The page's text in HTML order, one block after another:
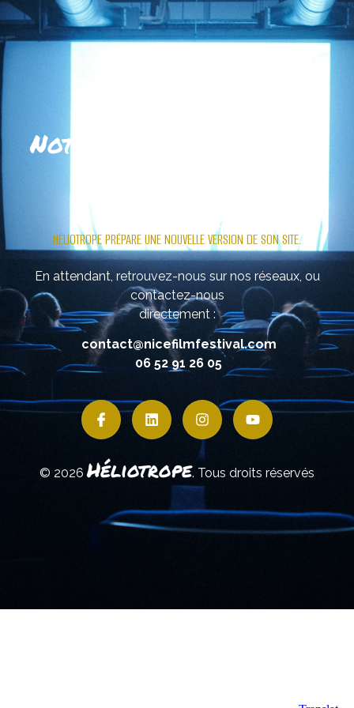
Notre site se refait une
HÉLIOTROPE PRÉPARE UNE NOUVELLE VERSION DE SON SITE.
En attendant, retrouvez-nous sur nos réseaux, ou
contactez-nous
directement :
contact@nicefilmfestival.com
06 52 91 26 05
© 2026Héliotrope. Tous droits réservés